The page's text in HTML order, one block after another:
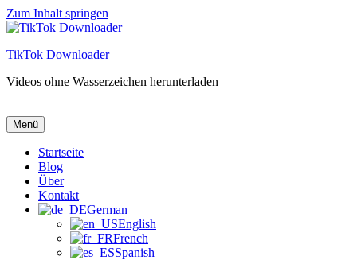
Zum Inhalt springen
TikTok Downloader
Videos ohne Wasserzeichen herunterladen
TikTok Downloader
Videos ohne Wasserzeichen herunterladen
Menü
Startseite
Blog
Über
Kontakt
German
English
French
Spanish